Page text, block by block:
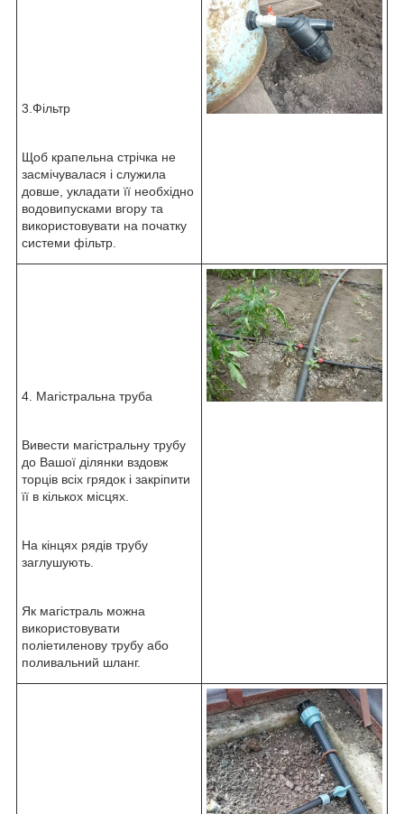
3.Фільтр
Щоб крапельна стрічка не
засмічувалася і служила
довше, укладати її необхідно
водовипусками вгору та
використовувати на початку
системи фільтр.
4. Магістральна труба
Вивести магістральну трубу
до Вашої ділянки вздовж
торців всіх грядок і закріпити
її в кількох місцях.
На кінцях рядів трубу
заглушують.
Як магістраль можна
використовувати
поліетиленову трубу або
поливальний шланг.